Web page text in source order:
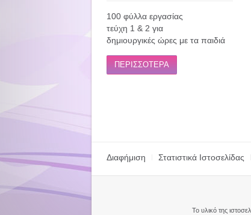
100 φύλλα εργασίας
τεύχη 1 & 2 για
δημιουργικές ώρες με τα παιδιά
ΠΕΡΙΣΣΟΤΕΡΑ
Διαφήμιση Στατιστικά Ιστοσελίδας
Το υλικό της